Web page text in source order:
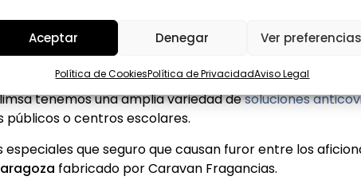
Aceptar Denegar Ver
Política de CookiesPolítica de PrivacidadAviso Legal
, el distanciamiento social y el uso de mascarillas, los
tenemos una amplia variedad desoluciones
o centros escolares.
que seguro que causan furor entre los
fabricado por Caravan Fragancias.